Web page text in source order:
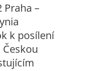
Praha –
k posílení